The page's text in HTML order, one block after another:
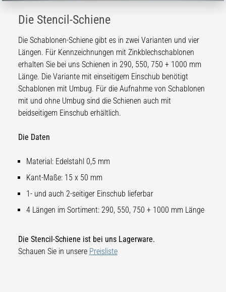
Die Stencil-Schiene
Die Schablonen-Schiene gibt es in zwei Varianten und vier
Längen. Für Kennzeichnungen mit Zinkblechschablonen
erhalten Sie bei uns Schienen in 290, 550, 750 + 1000 mm
Länge. Die Variante mit einseitigem Einschub benötigt
Schablonen mit Umbug. Für die Aufnahme von Schablonen
mit und ohne Umbug sind die Schienen auch mit
beidseitigem Einschub erhältlich.
Die Daten
Material: Edelstahl 0,5 mm
Kant-Maße: 15 x 50 mm
1- und auch 2-seitiger Einschub lieferbar
4 Längen im Sortiment: 290, 550, 750 + 1000 mm Länge
Die Stencil-Schiene ist bei uns Lagerware.
Schauen Sie in unsere Preisliste